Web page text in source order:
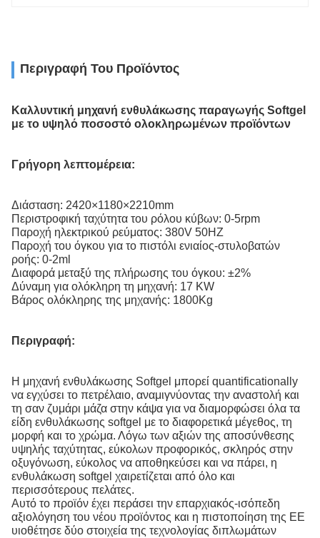
Περιγραφή Του Προϊόντος
Καλλυντική μηχανή ενθυλάκωσης παραγωγής Softgel
με το υψηλό ποσοστό ολοκληρωμένων προϊόντων
Γρήγορη λεπτομέρεια:
Διάσταση: 2420×1180×2210mm
Περιστροφική ταχύτητα του ρόλου κύβων: 0-5rpm
Παροχή ηλεκτρικού ρεύματος: 380V 50HZ
Παροχή του όγκου για το πιστόλι ενιαίος-στυλοβατών
ροής: 0-2ml
Διαφορά μεταξύ της πλήρωσης του όγκου: ±2%
Δύναμη για ολόκληρη τη μηχανή: 17 KW
Βάρος ολόκληρης της μηχανής: 1800Kg
Περιγραφή:
Η μηχανή ενθυλάκωσης Softgel μπορεί quantificationally
να εγχύσει το πετρέλαιο, αναμιγνύοντας την αναστολή και
τη σαν ζυμάρι μάζα στην κάψα για να διαμορφώσει όλα τα
είδη ενθυλάκωσης softgel με το διαφορετικά μέγεθος, τη
μορφή και το χρώμα. Λόγω των αξιών της αποσύνθεσης
υψηλής ταχύτητας, εύκολων προφορικός, σκληρός στην
οξυγόνωση, εύκολος να αποθηκεύσει και να πάρει, η
ενθυλάκωση softgel χαιρετίζεται από όλο και
περισσότερους πελάτες.
Αυτό το προϊόν έχει περάσει την επαρχιακός-ισόπεδη
αξιολόγηση του νέου προϊόντος και η πιστοποίηση της ΕΕ
υιοθέτησε δύο στοιχεία της τεχνολογίας διπλωμάτων